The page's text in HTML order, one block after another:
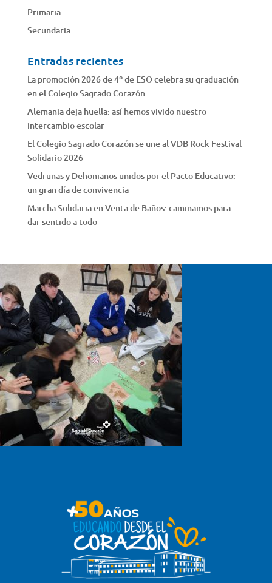
Primaria
Secundaria
Entradas recientes
La promoción 2026 de 4º de ESO celebra su graduación
en el Colegio Sagrado Corazón
Alemania deja huella: así hemos vivido nuestro
intercambio escolar
El Colegio Sagrado Corazón se une al VDB Rock Festival
Solidario 2026
Vedrunas y Dehonianos unidos por el Pacto Educativo:
un gran día de convivencia
Marcha Solidaria en Venta de Baños: caminamos para
dar sentido a todo